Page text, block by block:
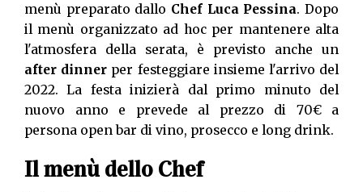
menù preparato dallo Chef Luca Pessina. Dopo
il menù organizzato ad hoc per mantenere alta
l'atmosfera della serata, è previsto anche un
after dinner per festeggiare insieme l'arrivo del
2022. La festa inizierà dal primo minuto del
nuovo anno e prevede al prezzo di 70€ a
persona open bar di vino, prosecco e long drink.
Il menù dello Chef